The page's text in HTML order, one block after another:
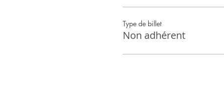
Type de billet
Non adhérent